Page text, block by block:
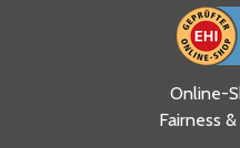
Ja, ich
und
Online-
Fairness